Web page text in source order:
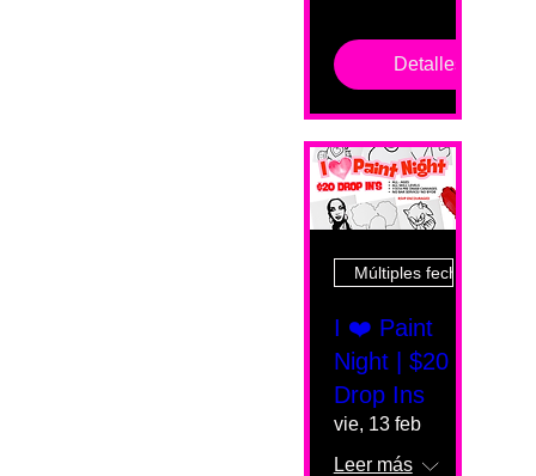
Detalles
Múltiples fechas
I ❤️ Paint
Night | $20
Drop Ins
vie, 13 feb
Leer más